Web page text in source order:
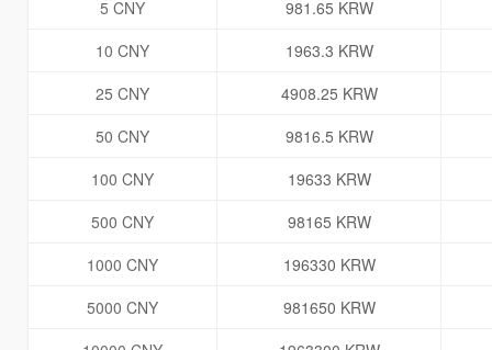
5 CNY
981.65 KRW
10 CNY
1963.3 KRW
25 CNY
4908.25 KRW
50 CNY
9816.5 KRW
100 CNY
19633 KRW
500 CNY
98165 KRW
1000 CNY
196330 KRW
5000 CNY
981650 KRW